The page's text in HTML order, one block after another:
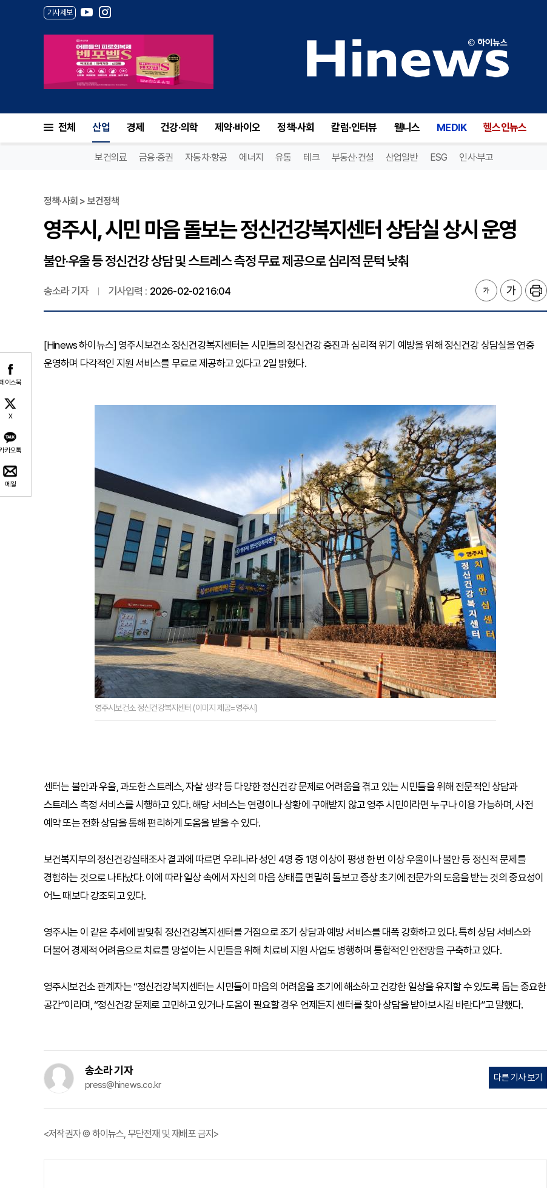
기사제보
전체 산업 경제 건강·의학 제약·바이오 정책·사회 칼럼·인터뷰 웰니스 MEDIK 헬스인뉴스
보건의료 금융·증권 자동차·항공 에너지 유통 테크 부동산·건설 산업일반 ESG 인사·부고
이스북
X
카오톡
메일
정책·사회 > 보건정책
영주시, 시민 마음 돌보는 정신건강복지센터 상담실 상시 운영
불안·우울 등 정신건강 상담 및 스트레스 측정 무료 제공으로 심리적 문턱 낮춰
송소라 기자 기사입력 : 2026-02-02 16:04
[Hinews 하이뉴스] 영주시보건소 정신건강복지센터는 시민들의 정신건강 증진과 심리적 위기 예방을 위해 정신건강 상담실을 연중
운영하며 다각적인 지원 서비스를 무료로 제공하고 있다고 2일 밝혔다.
영주시보건소 정신건강복지센터 (이미지 제공=영주시)
센터는 불안과 우울, 과도한 스트레스, 자살 생각 등 다양한 정신건강 문제로 어려움을 겪고 있는 시민들을 위해 전문적인 상담과
스트레스 측정 서비스를 시행하고 있다. 해당 서비스는 연령이나 상황에 구애받지 않고 영주 시민이라면 누구나 이용 가능하며, 사전
예약 또는 전화 상담을 통해 편리하게 도움을 받을 수 있다.
보건복지부의 정신건강실태조사 결과에 따르면 우리나라 성인 4명 중 1명 이상이 평생 한 번 이상 우울이나 불안 등 정신적 문제를
경험하는 것으로 나타났다. 이에 따라 일상 속에서 자신의 마음 상태를 면밀히 돌보고 증상 초기에 전문가의 도움을 받는 것의 중요성이
어느 때보다 강조되고 있다.
영주시는 이 같은 추세에 발맞춰 정신건강복지센터를 거점으로 조기 상담과 예방 서비스를 대폭 강화하고 있다. 특히 상담 서비스와
더불어 경제적 어려움으로 치료를 망설이는 시민들을 위해 치료비 지원 사업도 병행하며 통합적인 안전망을 구축하고 있다.
영주시보건소 관계자는 “정신건강복지센터는 시민들이 마음의 어려움을 조기에 해소하고 건강한 일상을 유지할 수 있도록 돕는 중요한
공간”이라며, “정신건강 문제로 고민하고 있거나 도움이 필요할 경우 언제든지 센터를 찾아 상담을 받아보시길 바란다”고 말했다.
송소라 기자
press@hinews.co.kr
다른 기사 보기
<저작권자 © 하이뉴스, 무단전재 및 재배포 금지>